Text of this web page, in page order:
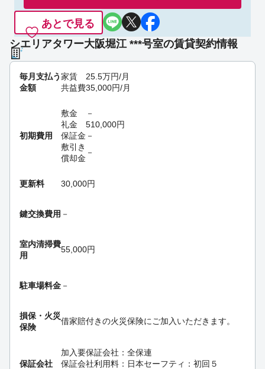
あとで見る
シエリアタワー大阪堀江 ***号室の賃貸契約情報
毎月支払う
金額
家賃 25.5万円/月
共益費35,000円/月
初期費用
敷金
－
礼金
510,000円
保証金 －
敷引き
償却金
－
更新料 30,000円
鍵交換費用 －
室内清掃費
用
55,000円
駐車場料金 －
損保・ 火災
保険
借家賠付きの火災保険にご加入いただきます。
保証会社
加入要保証会社：全保連
保証会社利用料：日本セーフティ：初回５